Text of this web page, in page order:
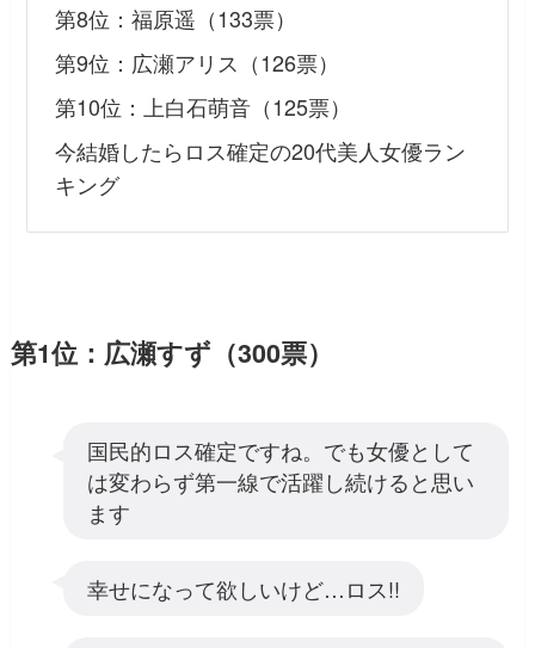
第8位：福原遥（133票）
第9位：広瀬アリス（126票）
第10位：上白石萌音（125票）
今結婚したらロス確定の20代美人女優ラン
キング
第1位：広瀬すず（300票）
国民的ロス確定ですね。でも女優として
は変わらず第一線で活躍し続けると思い
ます
幸せになって欲しいけど…ロス!!